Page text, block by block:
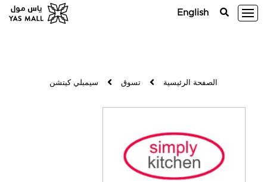
English
الصفحة الرئيسية تسوق سيمبلي كيتشن